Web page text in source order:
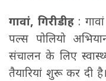
गावां, गिरीडीह:
पल्स पोलियो
संचालन के लिए
तैयारियां शुरू कर दी